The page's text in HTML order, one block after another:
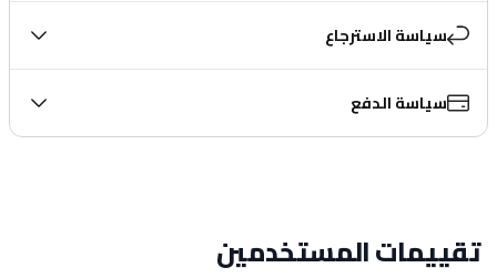
سياسة الاسترجاع
سياسة الدفع
تقييمات المستخدمين